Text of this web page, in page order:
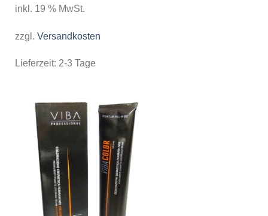
inkl. 19 % MwSt.
zzgl. Versandkosten
Lieferzeit: 2-3 Tage